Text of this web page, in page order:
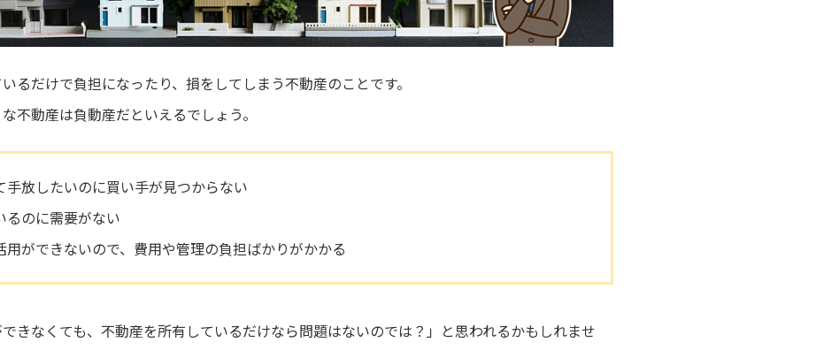
るだけで負担になったり、損をしてしまう不動産のことです。
不動産は負動産だといえるでしょう。
手放したいのに買い手が見つからない
るのに需要がない
用ができないので、費用や管理の負担ばかりがかかる
できなくても、不動産を所有しているだけなら問題はないのでは？」と思われるかもしれませ